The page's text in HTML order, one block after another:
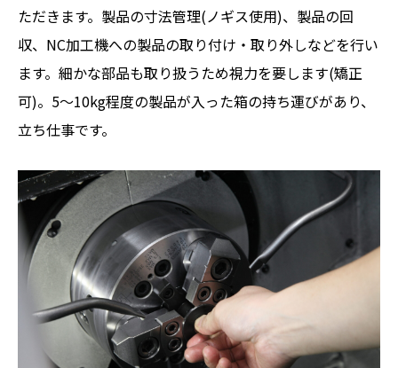
ただきます。製品の寸法管理(ノギス使用)、製品の回
収、NC加工機への製品の取り付け・取り外しなどを行い
ます。細かな部品も取り扱うため視力を要します(矯正
可)。5〜10kg程度の製品が入った箱の持ち運びがあり、
立ち仕事です。